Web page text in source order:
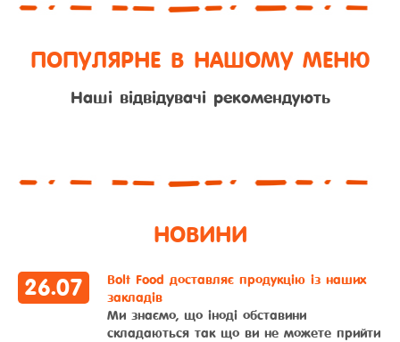
ПОПУЛЯРНЕ В НАШОМУ МЕНЮ
Наші відвідувачі рекомендують
НОВИНИ
26.07
Bolt Food доставляє продукцію із наших
закладів
Ми знаємо, що іноді обставини
складаються так що ви не можете прийти